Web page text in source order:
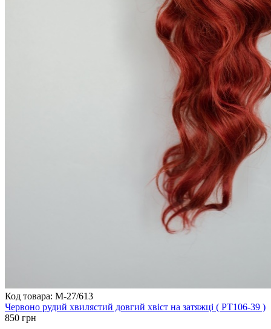
Код товара: M-27/613
Червоно рудий хвилястий довгий хвіст на затяжці ( PT106-39 )
850 грн